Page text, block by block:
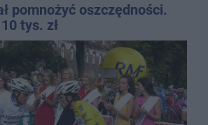
pomnożyć oszczędności.
tys. zł